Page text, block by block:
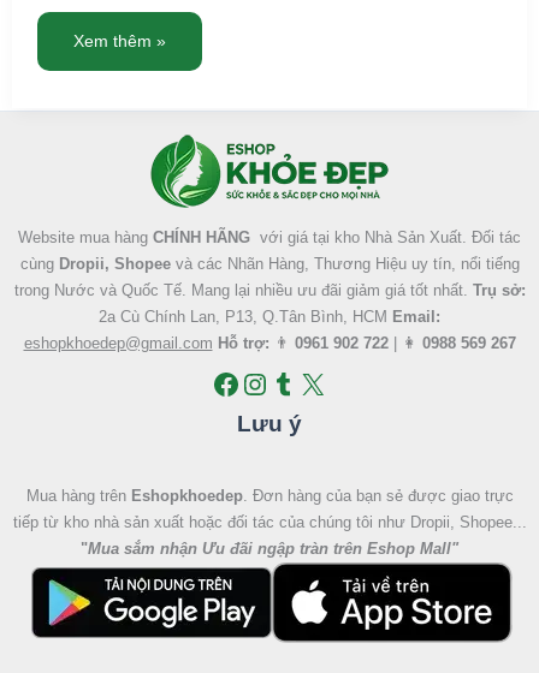
Xem thêm »
Website mua hàng CHÍNH HÃNG với giá tại kho Nhà Sản Xuất. Đối tác
cùng Dropii, Shopeevà các Nhãn Hàng, Thương Hiệu uy tín, nổi tiếng
trong Nước và Quốc Tế. Mang lại nhiều ưu đãi giảm giá tốt nhất. Trụ sở:
2a Cù Chính Lan, P13, Q.Tân Bình, HCM Email:
eshopkhoedep@gmail.com Hỗ trợ: 👨 0961 902 722| 👩 0988 569 267
Facebook
Instagram
Tumblr
X
Lưu ý
Mua hàng trên Eshopkhoedep. Đơn hàng của bạn sẻ được giao trực
tiếp từ kho nhà sản xuất hoặc đối tác của chúng tôi như Dropii, Shopee...
"Mua sắm nhận Ưu đãi ngập tràn trên Eshop Mall"